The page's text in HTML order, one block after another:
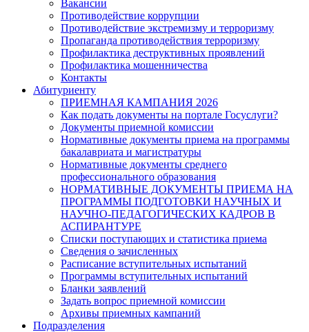
Вакансии
Противодействие коррупции
Противодействие экстремизму и терроризму
Пропаганда противодействия терроризму
Профилактика деструктивных проявлений
Профилактика мошенничества
Контакты
Абитуриенту
ПРИЕМНАЯ КАМПАНИЯ 2026
Как подать документы на портале Госуслуги?
Документы приемной комиссии
Нормативные документы приема на программы
бакалавриата и магистратуры
Нормативные документы среднего
профессионального образования
НОРМАТИВНЫЕ ДОКУМЕНТЫ ПРИЕМА НА
ПРОГРАММЫ ПОДГОТОВКИ НАУЧНЫХ И
НАУЧНО-ПЕДАГОГИЧЕСКИХ КАДРОВ В
АСПИРАНТУРЕ
Списки поступающих и статистика приема
Сведения о зачисленных
Расписание вступительных испытаний
Программы вступительных испытаний
Бланки заявлений
Задать вопрос приемной комиссии
Архивы приемных кампаний
Подразделения